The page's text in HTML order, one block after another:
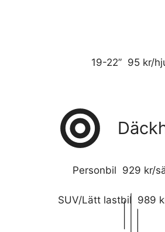
19-22” 95 kr/
Personbil 929 kr/
SUV/Lätt lastbil 989